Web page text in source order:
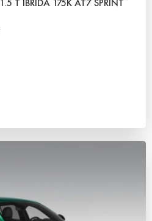
1.5 T IBRIDA 175K AT7 SPRINT